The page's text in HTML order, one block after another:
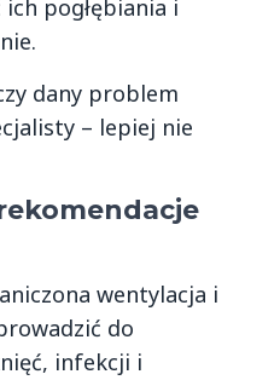
pogłębiania i
dany problem
– lepiej nie
wentylacja i
do
infekcji i